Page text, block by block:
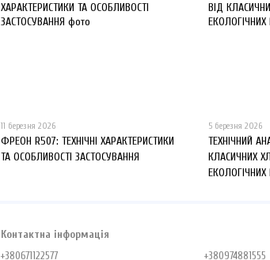
11 березня 2026
ФРЕОН R507: ТЕХНІЧНІ ХАРАКТЕРИСТИКИ
ТА ОСОБЛИВОСТІ ЗАСТОСУВАННЯ
5 березня 2026
ТЕХНІЧНИЙ
КЛАСИЧНИХ
ЕКОЛОГІЧНИХ
Контактна інформація
+380671122577 +380974881555